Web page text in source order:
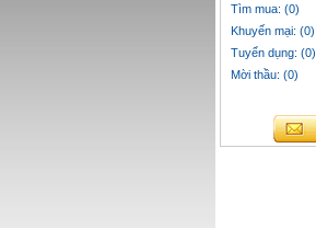
Tìm mua: (0)
Khuyến mại: (0)
Tuyển dụng: (0)
Mời thầu: (0)